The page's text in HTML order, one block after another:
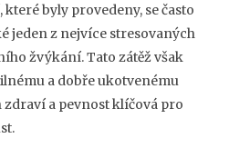
byly provedeny, se často
jeden z nejvíce stresovaných
žvýkání. Tato zátěž však
a dobře ukotvenému
a pevnost klíčová pro